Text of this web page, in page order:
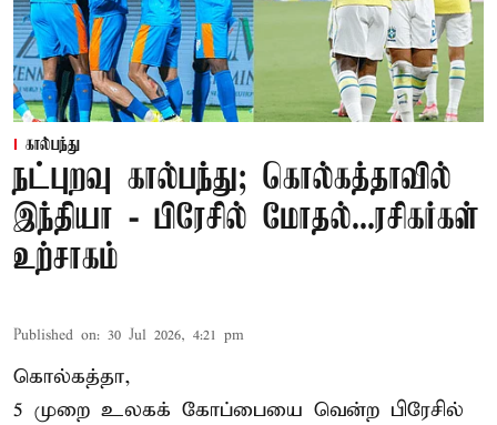
கால்பந்து
நட்புறவு கால்பந்து; கொல்கத்தாவில்
இந்தியா - பிரேசில் மோதல்...ரசிகர்கள்
உற்சாகம்
Published on: 30 Jul 2026, 4:21 pm
கொல்கத்தா,
5 முறை உலகக் கோப்பையை வென்ற பிரேசில்